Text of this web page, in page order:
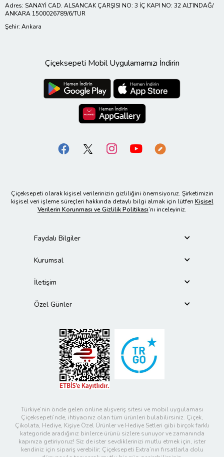
Adres: SANAYİ CAD. ALSANCAK ÇARŞISI NO: 3 İÇ KAPI NO: 32 ALTINDAĞ/
ANKARA 1500026789/6/TUR
Şehir: Ankara
Çiçeksepeti Mobil Uygulamamızı İndirin
Çiçeksepeti olarak kişisel verilerinizin gizliliğini önemsiyoruz. Şirketimizin
kişisel veri işleme süreçleri hakkında detaylı bilgi almak için lütfen Kişisel
Verilerin Korunması ve Gizlilik Politikası’nı inceleyiniz.
Faydalı Bilgiler
Kurumsal
İletişim
Özel Günler
Türkiye’nin önde gelen online alışveriş sitesi ve mobil uygulaması
Çiçeksepeti’nde, ihtiyacınız olan tüm ürünleri bulabilirsiniz. Çiçek,
Çikolata, Hediye, Kişiye Özel Ürünler ve Hediye Setleri gibi birçok farklı
kategoride aradığınız binlerce ürünü sizlere sunuyor ve zamanında
kapınıza getiriyoruz! Siz de ister sevdiklerinizi mutlu etmek için, ister
kendiniz için sipariş verebilir; Çiçeksepeti Extra’nın fırsatlarla dolu